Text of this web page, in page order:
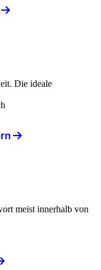
Die ideale
meist innerhalb von